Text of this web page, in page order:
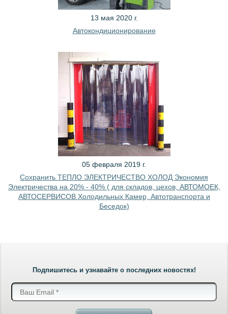
13 мая 2020 г.
Автокондиционирование
05 февраля 2019 г.
Сохранить ТЕПЛО ЭЛЕКТРИЧЕСТВО ХОЛОД Экономия
Электричества на 20% - 40% ( для складов, цехов, АВТОМОЕК,
АВТОСЕРВИСОВ Холодильных Камер, Автотранспорта и
Беседок)
Подпишитесь и узнавайте о последних новостях!